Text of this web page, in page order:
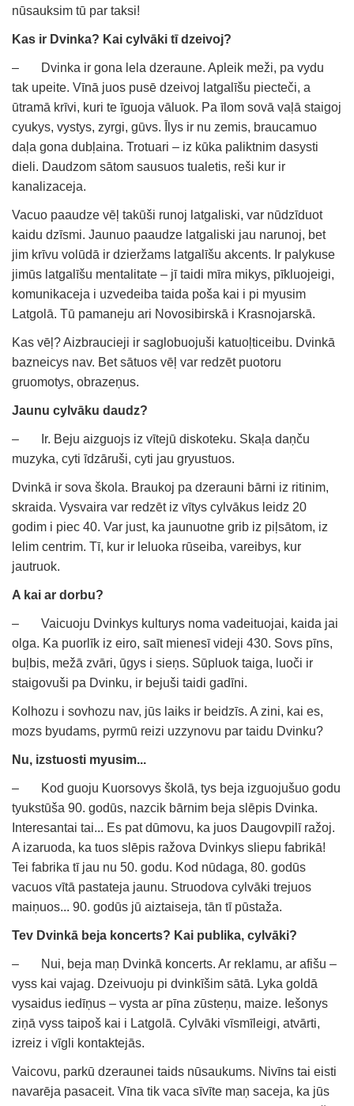
nūsauksim tū par taksi!
Kas ir Dvinka? Kai cylvāki tī dzeivoj?
– Dvinka ir gona lela dzeraune. Apleik meži, pa vydu
tak upeite. Vīnā juos pusē dzeivoj latgalīšu piecteči, a
ūtramā krīvi, kuri te īguoja vāluok. Pa īlom sovā vaļā staigoj
cyukys, vystys, zyrgi, gūvs. Īlys ir nu zemis, braucamuo
daļa gona dubļaina. Trotuari – iz kūka paliktnim dasysti
dieli. Daudzom sātom sausuos tualetis, reši kur ir
kanalizaceja.
Vacuo paaudze vēļ takūši runoj latgaliski, var nūdzīduot
kaidu dzīsmi. Jaunuo paaudze latgaliski jau narunoj, bet
jim krīvu volūdā ir dzieržams latgalīšu akcents. Ir palykuse
jimūs latgalīšu mentalitate – jī taidi mīra mikys, pīkluojeigi,
komunikaceja i uzvedeiba taida poša kai i pi myusim
Latgolā. Tū pamaneju ari Novosibirskā i Krasnojarskā.
Kas vēļ? Aizbraucieji ir saglobuojuši katuoļticeibu. Dvinkā
bazneicys nav. Bet sātuos vēļ var redzēt puotoru
gruomotys, obrazeņus.
Jaunu cylvāku daudz?
– Ir. Beju aizguojs iz vītejū diskoteku. Skaļa daņču
muzyka, cyti īdzāruši, cyti jau gryustuos.
Dvinkā ir sova škola. Braukoj pa dzerauni bārni iz ritinim,
skraida. Vysvaira var redzēt iz vītys cylvākus leidz 20
godim i piec 40. Var just, ka jaunuotne grib iz piļsātom, iz
lelim centrim. Tī, kur ir leluoka rūseiba, vareibys, kur
jautruok.
A kai ar dorbu?
– Vaicuoju Dvinkys kulturys noma vadeituojai, kaida jai
olga. Ka puorlīk iz eiro, saīt mienesī videji 430. Sovs pīns,
buļbis, mežā zvāri, ūgys i sieņs. Sūpluok taiga, luoči ir
staigovuši pa Dvinku, ir bejuši taidi gadīni.
Kolhozu i sovhozu nav, jūs laiks ir beidzīs. A zini, kai es,
mozs byudams, pyrmū reizi uzzynovu par taidu Dvinku?
Nu, izstuosti myusim...
– Kod guoju Kuorsovys školā, tys beja izguojušuo godu
tyukstūša 90. godūs, nazcik bārnim beja slēpis Dvinka.
Interesantai tai... Es pat dūmovu, ka juos Daugovpilī ražoj.
A izaruoda, ka tuos slēpis ražova Dvinkys sliepu fabrikā!
Tei fabrika tī jau nu 50. godu. Kod nūdaga, 80. godūs
vacuos vītā pastateja jaunu. Struodova cylvāki trejuos
maiņuos... 90. godūs jū aiztaiseja, tān tī pūstaža.
Tev Dvinkā beja koncerts? Kai publika, cylvāki?
– Nui, beja maņ Dvinkā koncerts. Ar reklamu, ar afišu –
vyss kai vajag. Dzeivuoju pi dvinkīšim sātā. Lyka goldā
vysaidus iedīņus – vysta ar pīna zūsteņu, maize. Iešonys
ziņā vyss taipoš kai i Latgolā. Cylvāki vīsmīleigi, atvārti,
izreiz i vīgli kontaktejās.
Vaicovu, parkū dzeraunei taids nūsaukums. Nivīns tai eisti
navarēja pasaceit. Vīna tik vaca sīvīte maņ saceja, ka jūs